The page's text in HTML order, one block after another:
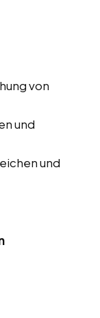
von
und
und